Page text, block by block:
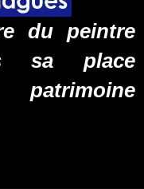
du peintre
sa place